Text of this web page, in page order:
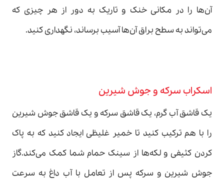
آن‌ها را در مکانی خنک و تاریک به دور از هر چیزی که
می‌تواند به سطح براق آن‌ها آسیب برساند، نگهداری کنید.
اسکراب سرکه و جوش شیرین
یک قاشق آب گرم، یک قاشق سرکه و یک قاشق جوش شیرین
را با هم ترکیب کنید تا خمیر غلیظی ایجاد کنید که به پاک
کردن کثیفی و لکه‌ها از سینک حمام شما کمک می‌کند.گاز
جوش شیرین و سرکه پس از تعامل با آب داغ به سرعت